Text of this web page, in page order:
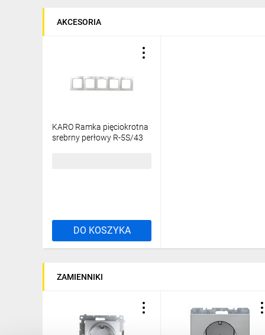
AKCESORIA
KARO Ramka pięciokrotna
srebrny perłowy R-5S/43
DO KOSZYKA
ZAMIENNIKI